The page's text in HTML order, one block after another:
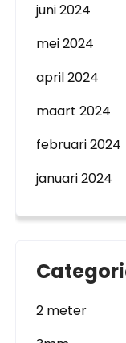
juni 2024
mei 2024
april 2024
maart 2024
februari 2024
januari 2024
2 meter